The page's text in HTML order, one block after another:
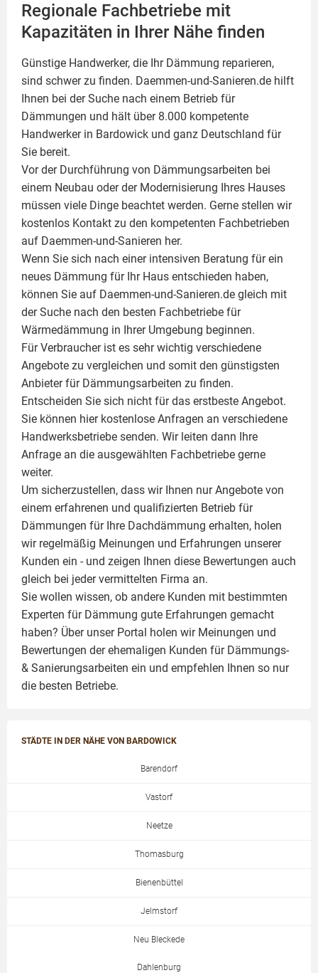
Regionale Fachbetriebe mit
Kapazitäten in Ihrer Nähe finden
Günstige Handwerker, die Ihr Dämmung reparieren,
sind schwer zu finden. Daemmen-und-Sanieren.de hilft
Ihnen bei der Suche nach einem Betrieb für
Dämmungen und hält über 8.000 kompetente
Handwerker in Bardowick und ganz Deutschland für
Sie bereit.
Vor der Durchführung von Dämmungsarbeiten bei
einem Neubau oder der Modernisierung Ihres Hauses
müssen viele Dinge beachtet werden. Gerne stellen wir
kostenlos Kontakt zu den kompetenten Fachbetrieben
auf Daemmen-und-Sanieren her.
Wenn Sie sich nach einer intensiven Beratung für ein
neues Dämmung für Ihr Haus entschieden haben,
können Sie auf Daemmen-und-Sanieren.de gleich mit
der Suche nach den besten Fachbetriebe für
Wärmedämmung in Ihrer Umgebung beginnen.
Für Verbraucher ist es sehr wichtig verschiedene
Angebote zu vergleichen und somit den günstigsten
Anbieter für Dämmungsarbeiten zu finden.
Entscheiden Sie sich nicht für das erstbeste Angebot.
Sie können hier kostenlose Anfragen an verschiedene
Handwerksbetriebe senden. Wir leiten dann Ihre
Anfrage an die ausgewählten Fachbetriebe gerne
weiter.
Um sicherzustellen, dass wir Ihnen nur Angebote von
einem erfahrenen und qualifizierten Betrieb für
Dämmungen für Ihre Dachdämmung erhalten, holen
wir regelmäßig Meinungen und Erfahrungen unserer
Kunden ein - und zeigen Ihnen diese Bewertungen auch
gleich bei jeder vermittelten Firma an.
Sie wollen wissen, ob andere Kunden mit bestimmten
Experten für Dämmung gute Erfahrungen gemacht
haben? Über unser Portal holen wir Meinungen und
Bewertungen der ehemaligen Kunden für Dämmungs-
& Sanierungsarbeiten ein und empfehlen Ihnen so nur
die besten Betriebe.
STÄDTE IN DER NÄHE VON BARDOWICK
Barendorf
Vastorf
Neetze
Thomasburg
Bienenbüttel
Jelmstorf
Neu Bleckede
Dahlenburg